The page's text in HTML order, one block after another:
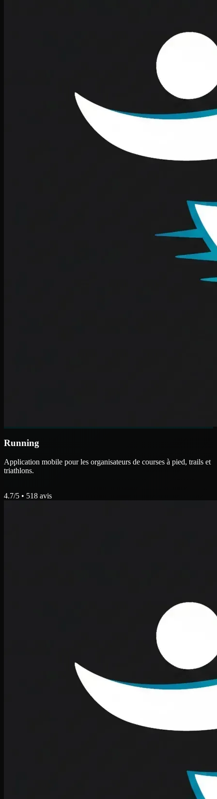
Running
Application mobile pour les organisateurs de courses à pied, trails et
triathlons.
4.7/5 • 518 avis